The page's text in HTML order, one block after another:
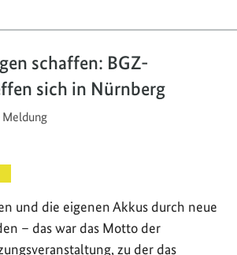
schaffen: BGZ-
sich in Nürnberg
Meldung
und die eigenen Akkus durch neue
– das war das Motto der
zu der das